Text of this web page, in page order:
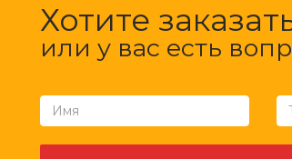
Хотите
или у вас есть